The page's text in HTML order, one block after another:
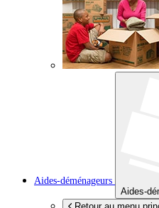
Aides-déménageurs
Aides-